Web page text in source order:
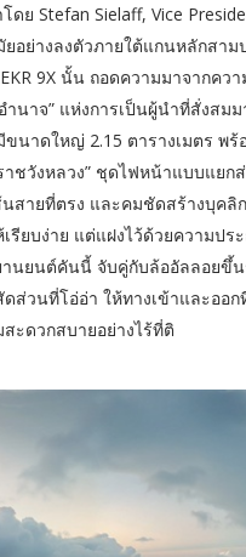
ย Stefan Sielaff, Vice
อย่างลงตัวภายใต้แกนหลักสา
9X นั้น ถอดความมาจากคว
นาจ” แห่งการเป็นผู้นำที่สั่งสม
าดใหญ่ 2.15 ตารางเมตร พร้
ชวังหลวง” ชุดไฟหน้าแบบแย
สายที่ตรง และคมชัดสร้างบุค
ยบง่าย แต่แฝงไว้ด้วยความป
นยนต์คันนี้ จับคู่กับล้ออัลลอยขึ้
วนที่โอ่อ่า ให้ทางเข้าและออ
ะดวกสบายอย่างไร้ที่ติ